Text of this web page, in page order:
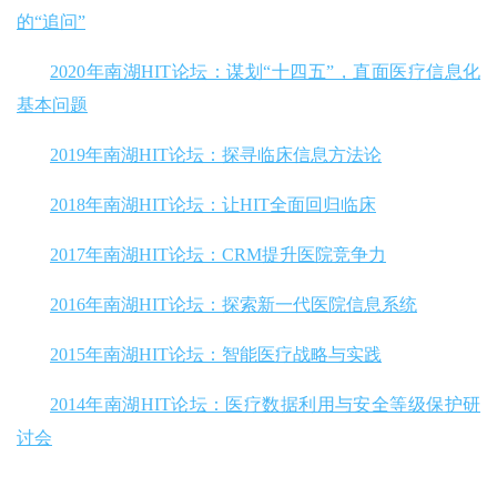
的“追问”
2020年南湖HIT论坛：谋划“十四五”，直面医疗信息化
基本问题
2019年南湖HIT论坛：探寻临床信息方法论
2018年南湖HIT论坛：让HIT全面回归临床
2017年南湖HIT论坛：CRM提升医院竞争力
2016年南湖HIT论坛：探索新一代医院信息系统
2015年南湖HIT论坛：智能医疗战略与实践
2014年南湖HIT论坛：医疗数据利用与安全等级保护研
讨会